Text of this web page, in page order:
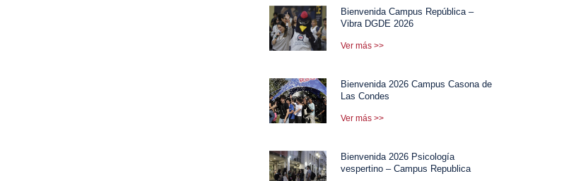
Bienvenida Campus República –
Vibra DGDE 2026
Ver más >>
Bienvenida 2026 Campus Casona de
Las Condes
Ver más >>
Bienvenida 2026 Psicología
vespertino – Campus Republica